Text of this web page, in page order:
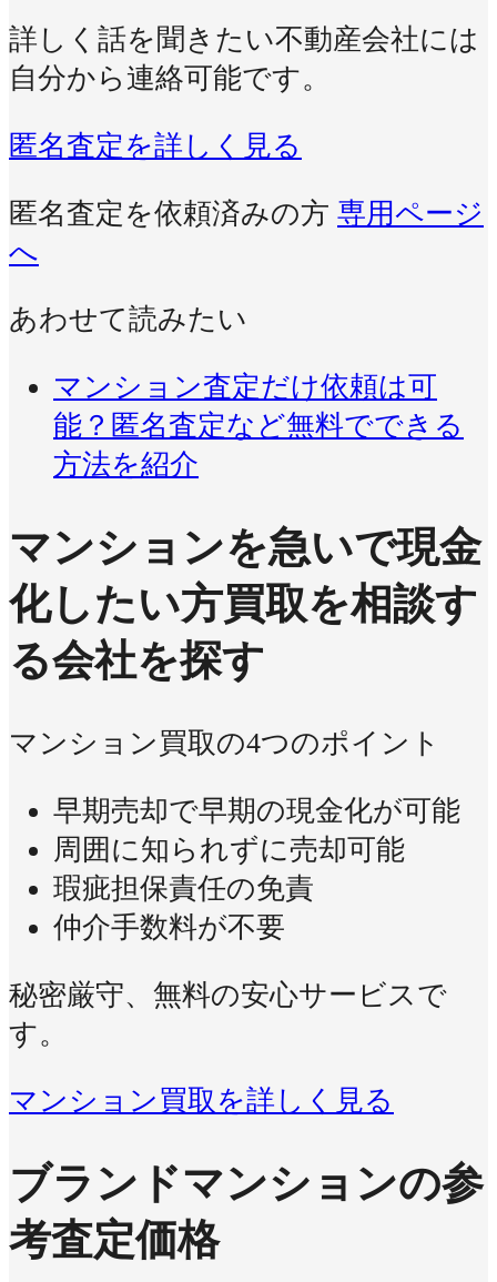
詳しく話を聞きたい不動産会社には
自分から連絡可能です。
匿名査定を詳しく見る
匿名査定を依頼済みの方 専用ページ
へ
あわせて読みたい
マンション査定だけ依頼は可
能？匿名査定など無料でできる
方法を紹介
マンションを急いで現金
化したい方買取を相談す
る会社を探す
マンション買取の4つのポイント
早期売却で早期の現金化が可能
周囲に知られずに売却可能
瑕疵担保責任の免責
仲介手数料が不要
秘密厳守、無料の安心サービスで
す。
マンション買取を詳しく見る
ブランドマンションの参
考査定価格